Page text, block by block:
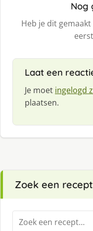
Nog
Heb je dit gemaakt
Laat een
Je moet ingelogd
plaatsen.
Zoek een recept
Zoeken
naar: